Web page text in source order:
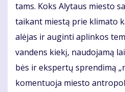
tams. Koks Aly­taus mies­to
tai­kant mies­tą prie kli­ma­to
alė­jas ir au­gin­ti ap­lin­kos
van­dens kie­kį, nau­do­ja­mą
bės ir eks­per­tų spren­di­mą
ko­men­tuo­ja mies­to